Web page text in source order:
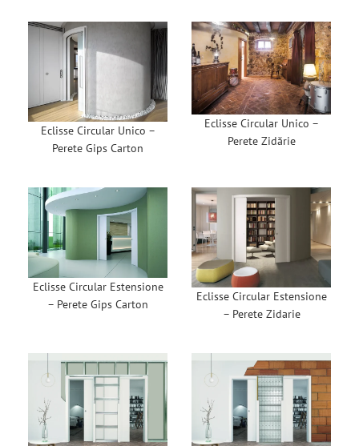
Eclisse Circular Unico –
Perete Gips Carton
Eclisse Circular Unico –
Perete Zidărie
Eclisse Circular Estensione
– Perete Gips Carton
Eclisse Circular Estensione
– Perete Zidarie